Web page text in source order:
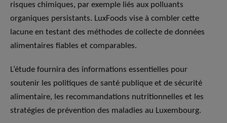
risques chimiques, par exemple liés aux polluants
organiques persistants. LuxFoods vise à combler cette
lacune en testant des méthodes de collecte de données
alimentaires fiables et comparables.
L’étude fournira des informations essentielles pour
soutenir les politiques de santé publique et de sécurité
alimentaire, les recommandations nutritionnelles et les
stratégies de prévention des maladies au Luxembourg.